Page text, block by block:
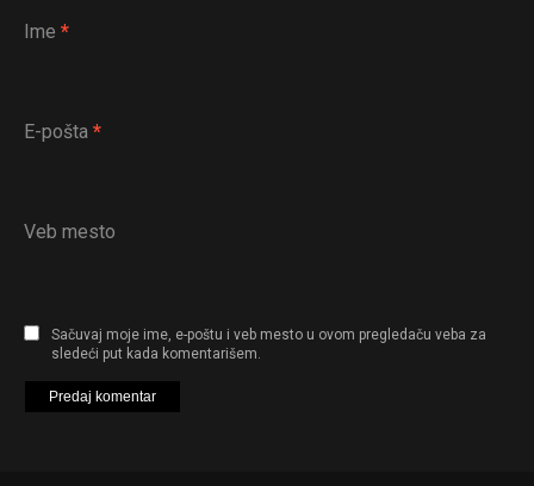
Ime *
E-pošta *
Veb mesto
Sačuvaj moje ime, e-poštu i veb mesto u ovom pregledaču veba za
sledeći put kada komentarišem.